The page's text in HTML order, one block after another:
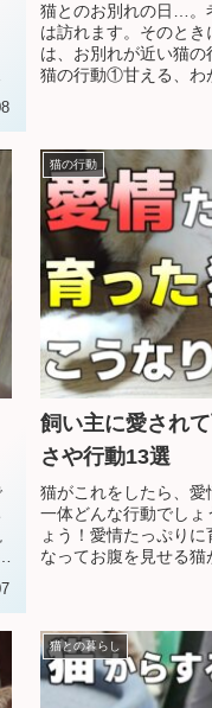
猫とのお別れの日…。
は訪れます。そのと
は、お別れが近い猫
猫の行動①甘える、わ
猫の行動
飼い主に愛され
さや行動13選
猫がこれをしたら、愛
一体どんな行動でしょ
ょう！愛情たっぷり
なってお腹を見せる猫
猫との暮らし